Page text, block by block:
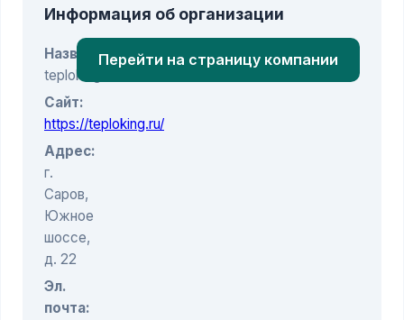
Информация об организации
Название:
teploking.ru
Сайт:
https://teploking.ru/
Адрес:
г.
Саров,
Южное
шоссе,
д. 22
Эл.
почта:
Перейти на страницу компании